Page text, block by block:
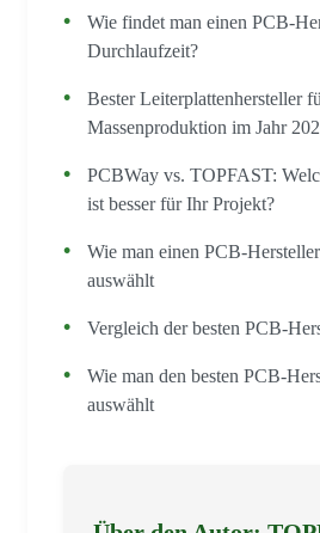
Wie findet man einen PCB-
Durchlaufzeit?
Bester Leiterplattenhersteller
Massenproduktion im Jahr
PCBWay vs. TOPFAST:
ist besser für Ihr Projekt?
Wie man einen PCB-
auswählt
Vergleich der besten PCB-
Wie man den besten PCB-
auswählt